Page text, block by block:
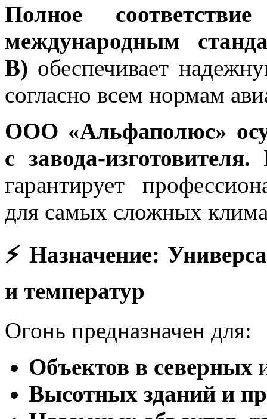
Полное
международным
В) обеспечивает
согласно всем нормам
ООО «Альфаполюс»
с завода-изготовителя.
гарантирует
для самых сложных
⚡ Назначение:
и температур
Огонь предназначен для:
Объектов в северных
Высотных зданий и